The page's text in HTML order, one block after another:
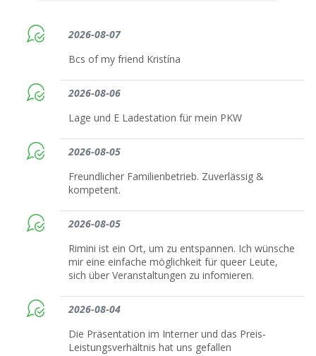
2026-08-07
Bcs of my friend Kristína
2026-08-06
Lage und E Ladestation für mein PKW
2026-08-05
Freundlicher Familienbetrieb. Zuverlässig &
kompetent.
2026-08-05
Rimini ist ein Ort, um zu entspannen. Ich wünsche
mir eine einfache möglichkeit für queer Leute,
sich über Veranstaltungen zu infomieren.
2026-08-04
Die Präsentation im Interner und das Preis-
Leistungsverhältnis hat uns gefallen